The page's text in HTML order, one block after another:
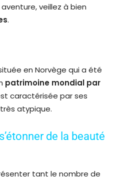
veillez à bien
.
en Norvège qui a été
patrimoine mondial par
caractérisée par ses
atypique.
de la beauté
tant le nombre de